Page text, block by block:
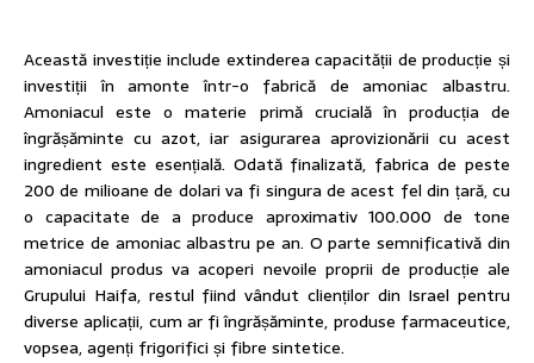
Această investiție include extinderea capacității de producție și
investiții în amonte într-o fabrică de amoniac albastru.
Amoniacul este o materie primă crucială în producția de
îngrășăminte cu azot, iar asigurarea aprovizionării cu acest
ingredient este esențială. Odată finalizată, fabrica de peste
200 de milioane de dolari va fi singura de acest fel din țară, cu
o capacitate de a produce aproximativ 100.000 de tone
metrice de amoniac albastru pe an. O parte semnificativă din
amoniacul produs va acoperi nevoile proprii de producție ale
Grupului Haifa, restul fiind vândut clienților din Israel pentru
diverse aplicații, cum ar fi îngrășăminte, produse farmaceutice,
vopsea, agenți frigorifici și fibre sintetice.